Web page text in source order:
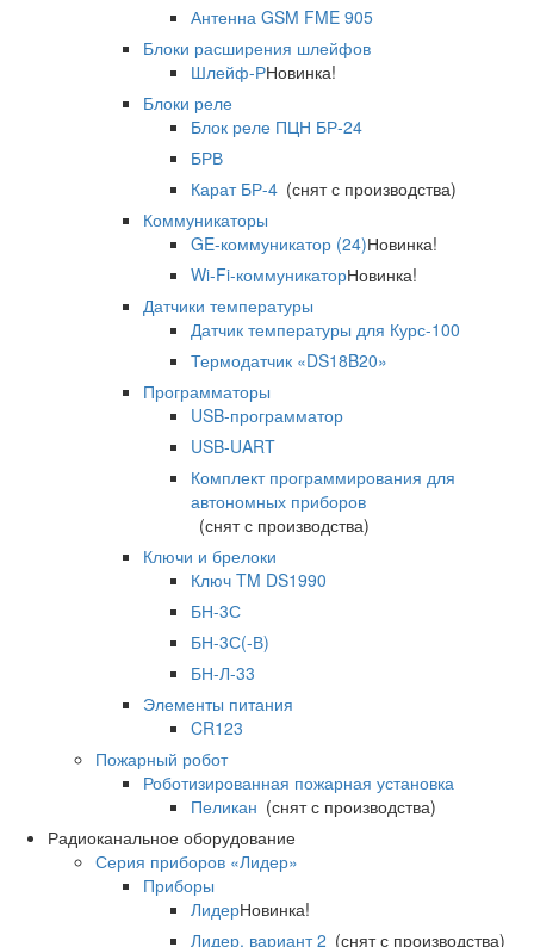
Антенна GSM FME 905
Блоки расширения шлейфов
Шлейф-РНовинка!
Блоки реле
Блок реле ПЦН БР-24
БРВ
Карат БР-4 (снят с производства)
Коммуникаторы
GE-коммуникатор (24)Новинка!
Wi-Fi-коммуникаторНовинка!
Датчики температуры
Датчик температуры для Курс-100
Термодатчик «DS18B20»
Программаторы
USB-программатор
USB-UART
Комплект программирования для
автономных приборов
(снят с производства)
Ключи и брелоки
Ключ TM DS1990
БН-3С
БН-3С(-В)
БН-Л-33
Элементы питания
CR123
Пожарный робот
Роботизированная пожарная установка
Пеликан (снят с производства)
Радиоканальное оборудование
Серия приборов «Лидер»
Приборы
ЛидерНовинка!
Лидер, вариант 2 (снят с производства)